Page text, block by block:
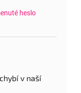
heslo
v naší